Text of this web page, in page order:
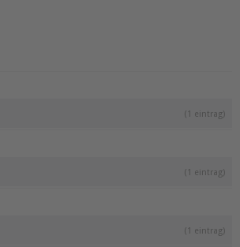
(1 eintrag)
(1 eintrag)
(1 eintrag)